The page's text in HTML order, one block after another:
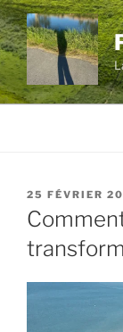
Aller
au
contenu
principal
PUBLIÉ
LE
25 FÉVRIER